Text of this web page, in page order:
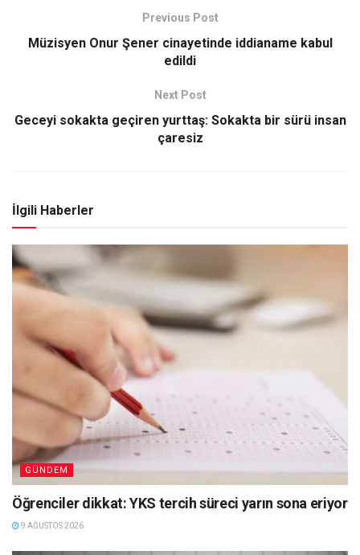
Previous Post
Müzisyen Onur Şener cinayetinde iddianame kabul
edildi
Next Post
Geceyi sokakta geçiren yurttaş: Sokakta bir sürü insan
çaresiz
İlgili Haberler
GÜNDEM
Öğrenciler dikkat: YKS tercih süreci yarın sona eriyor
9 AĞUSTOS 2026